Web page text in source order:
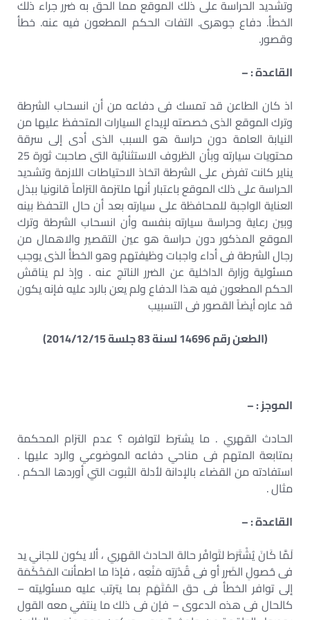
وتشديد الحراسة على ذلك الموقع مما الحق به ضرر جراء ذلك
الخطأ. دفاع جوهرى. التفات الحكم المطعون فيه عنه. خطأ
وقصور.
القاعدة : –
اذ كان الطاعن قد تمسك فى دفاعه من أن انسحاب الشرطة
وترك الموقع الذى خصصته لإيداع السيارات المتحفظ عليها من
النيابة العامة دون حراسة هو السبب الذى أدى إلى سرقة
محتويات سيارته وبأن الظروف الاستثنائية التى صاحبت ثورة 25
يناير كانت تفرض على الشرطة اتخاذ الاحتياطات اللازمة وتشديد
الحراسة على ذلك الموقع باعتبار أنها ملتزمة التزاماً قانونيا ببذل
العناية الواجبة للمحافظة على سيارته بعد أن حال التحفظ بينه
وبين رعاية وحراسة سيارته بنفسه وأن انسحاب الشرطة وترك
الموقع المذكور دون حراسة هو عين التقصير والاهمال من
رجال الشرطة فى أداء واجبات وظيفتهم وهو الخطأ الذى يوجب
مسئولية وزارة الداخلية عن الضرر الناتج عنه . وإذ لم يناقش
الحكم المطعون فيه هذا الدفاع ولم يعن بالرد عليه فإنه يكون
قد عاره أيضاً القصور فى التسبيب
(الطعن رقم 14696 لسنة 83 جلسة 2014/12/15)
الموجز : –
الحادث القهري . ما يشترط لتوافره ؟ عدم التزام المحكمة
بمتابعة المتهم فى مناحي دفاعه الموضوعي والرد عليها .
استفادته من القضاء بالإدانة لأدلة الثبوت التي أوردها الحكم .
مثال .
القاعدة : –
لَمَّا كَانَ يُشْتَرَط لتَوافُر حالة الحادث القهري ، ألا يكون للجاني يد
فى حُصولِ الضَرر أو فى قُدْرَتِه مَنْعِه ، فإذا ما اطمأنت المَحْكَمَة
إلى توافر الخطأ فى حق المُتَهَم بما يترتب عليه مسئوليته –
كالحال فى هذه الدعوى – فإن فى ذلك ما ينتفي معه القول